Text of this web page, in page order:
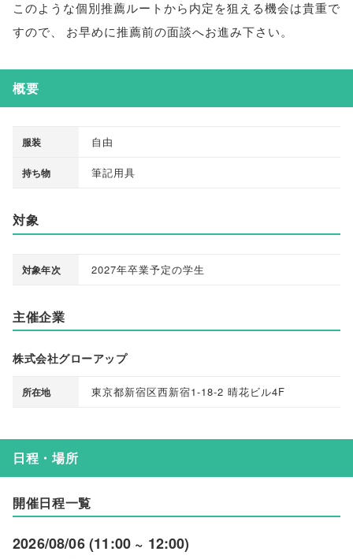
このような個別推薦ルートから内定を狙える機会は貴重で
すので、 お早めに推薦前の面談へお進み下さい。
概要
服装 自由
持ち物 筆記用具
対象
対象年次 2027年卒業予定の学生
主催企業
株式会社グローアップ
所在地 東京都新宿区西新宿1-18-2 晴花ビル4F
日程・場所
開催日程一覧
2026/08/06 (11:00 ~ 12:00)